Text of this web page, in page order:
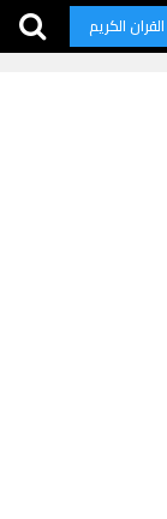
القران الكريم